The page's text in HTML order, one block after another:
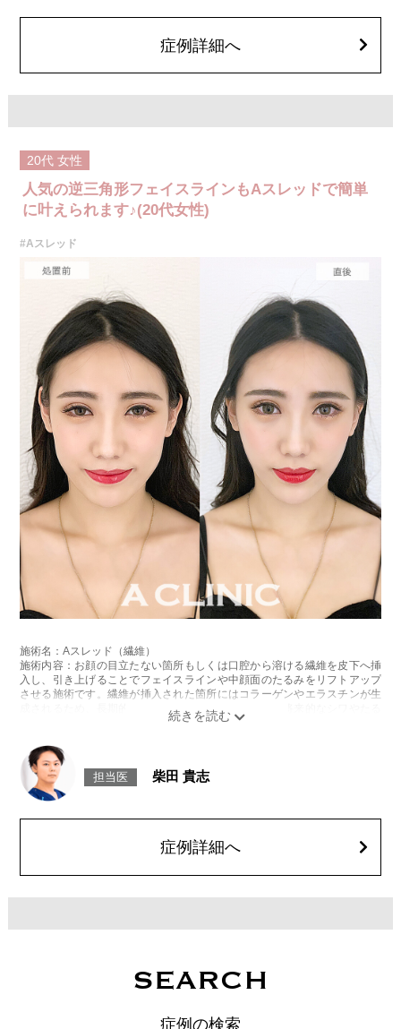
費用：1部位 184,800円(税込)
オプション：笑気麻酔 3,300円(税込)
症例詳細へ
20代 女性
人気の逆三角形フェイスラインもAスレッドで簡単
に叶えられます♪(20代女性)
#Aスレッド
施術名：Aスレッド（繊維）
施術内容：お顔の目立たない箇所もしくは口腔から溶ける繊維を皮下へ挿
入し、引き上げることでフェイスラインや中顔面のたるみをリフトアップ
させる施術です。繊維が挿入された箇所にはコラーゲンやエラスチンが生
成されるため、長期的な美肌効果、肌質の改善効果、将来的なシワやたる
みの予防効果が期待できます。
リスク、副作用：腫れ、内出血、疼痛、頭痛、引き攣れ感などが生じるこ
とがございます。また、稀ではありますが、施術部位の細菌感染症、皮膚
のよれ、繊維の突出などが生じることがございます。化膿止め・痛み止め
を処方しております。服用により、何か異常があれば服用を中止してくだ
費用：1部位 184,800円(税込)
オプション：笑気麻酔 3,300円(税込)
担当医 柴田 貴志
症例詳細へ
SEARCH
症例の検索